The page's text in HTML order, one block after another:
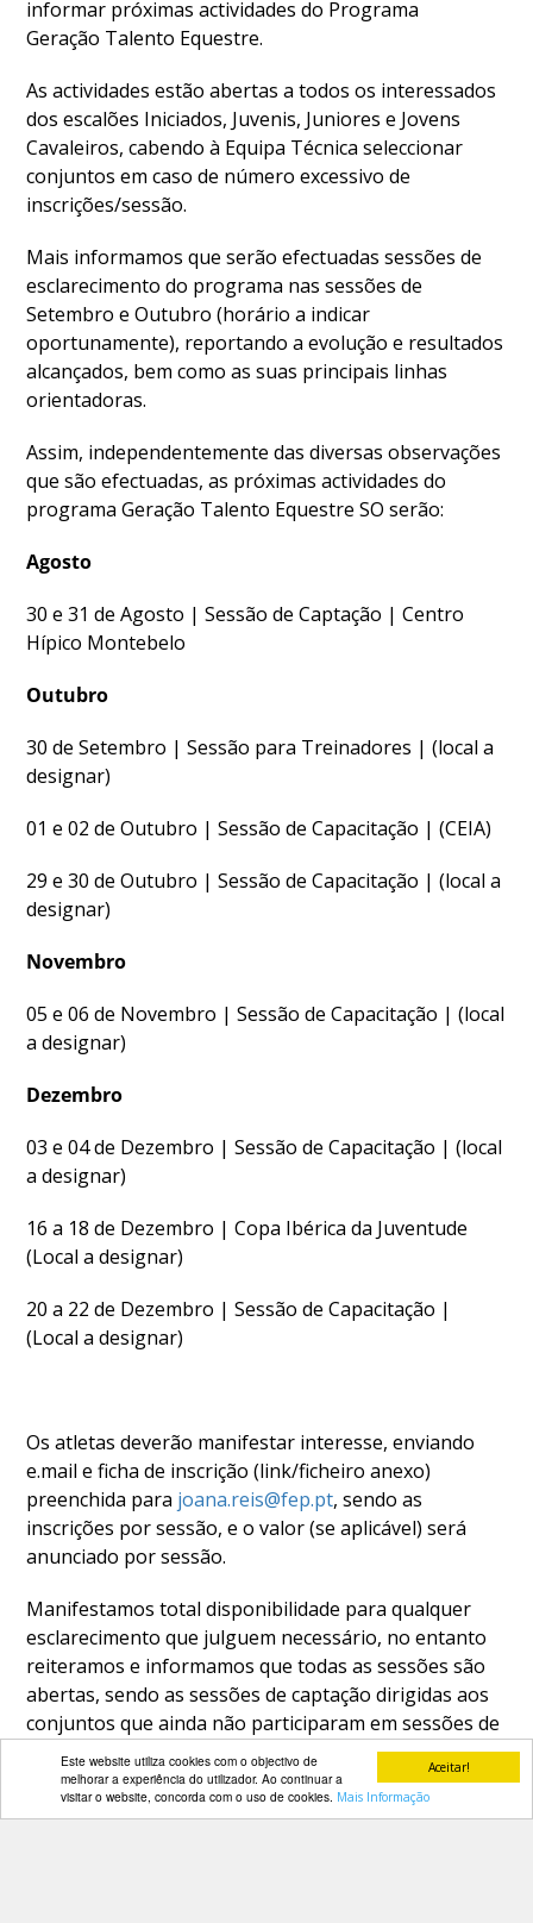
Aceitar!
Este website utiliza cookies com o objectivo de
melhorar a experiência do utilizador. Ao continuar a
visitar o website, concorda com o uso de cookies. Mais Informação
DOCUMENTOS
Palmarés
informar próximas actividades do Programa
Geração Talento Equestre.
As actividades estão abertas a todos os interessados
dos escalões Iniciados, Juvenis, Juniores e Jovens
Cavaleiros, cabendo à Equipa Técnica seleccionar
conjuntos em caso de número excessivo de
inscrições/sessão.
Mais informamos que serão efectuadas sessões de
esclarecimento do programa nas sessões de
Setembro e Outubro (horário a indicar
oportunamente), reportando a evolução e resultados
alcançados, bem como as suas principais linhas
orientadoras.
Assim, independentemente das diversas observações
que são efectuadas, as próximas actividades do
programa Geração Talento Equestre SO serão:
Agosto
30 e 31 de Agosto | Sessão de Captação | Centro
Hípico Montebelo
Outubro
30 de Setembro | Sessão para Treinadores | (local a
designar)
01 e 02 de Outubro | Sessão de Capacitação | (CEIA)
29 e 30 de Outubro | Sessão de Capacitação | (local a
designar)
Novembro
05 e 06 de Novembro | Sessão de Capacitação | (local
a designar)
Dezembro
03 e 04 de Dezembro | Sessão de Capacitação | (local
a designar)
16 a 18 de Dezembro | Copa Ibérica da Juventude
(Local a designar)
20 a 22 de Dezembro | Sessão de Capacitação |
(Local a designar)
Os atletas deverão manifestar interesse, enviando
e.mail e ficha de inscrição (link/ficheiro anexo)
preenchida para joana.reis@fep.pt, sendo as
inscrições por sessão, e o valor (se aplicável) será
anunciado por sessão.
Manifestamos total disponibilidade para qualquer
esclarecimento que julguem necessário, no entanto
reiteramos e informamos que todas as sessões são
abertas, sendo as sessões de captação dirigidas aos
conjuntos que ainda não participaram em sessões de
capacitação e que necessitam de avaliação por parte
da Equipa técnica e as sessões de Capacitação são
dirigidas aos conjuntos que já integram o programa